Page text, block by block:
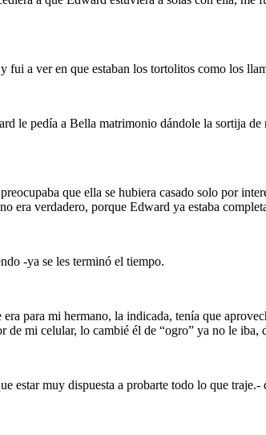
fui a ver en que estaban los tortolitos como los
le pedía a Bella matrimonio dándole la sortija
que ella se hubiera casado solo por
verdadero, porque Edward ya estaba
-ya se les terminó el tiempo.
para mi hermano, la indicada, tenía que
mi celular, lo cambié él de “ogro” ya no le
estar muy dispuesta a probarte todo lo que